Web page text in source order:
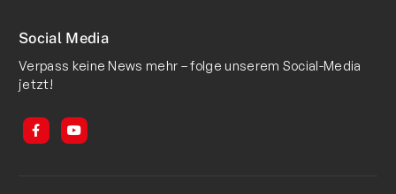
Social Media
Verpass keine News mehr – folge unserem Social-Media
jetzt!